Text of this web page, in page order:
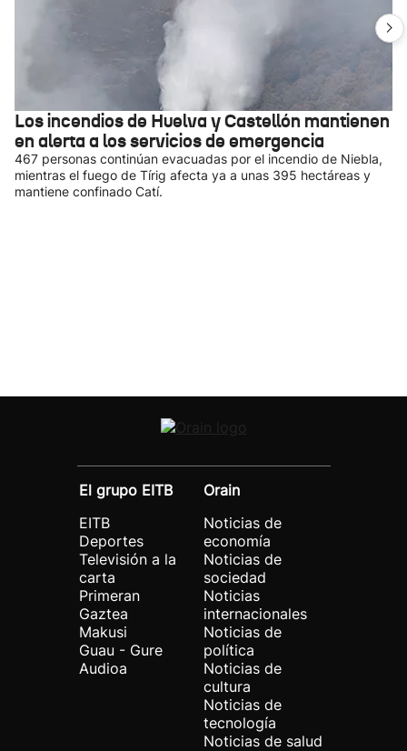
Los incendios de Huelva y Castellón mantienen
en alerta a los servicios de emergencia
467 personas continúan evacuadas por el incendio de Niebla,
mientras el fuego de Tírig afecta ya a unas 395 hectáreas y
mantiene confinado Catí.
El grupo EITB
EITB
Deportes
Televisión a la
carta
Primeran
Gaztea
Makusi
Guau - Gure
Audioa
Orain
Noticias de
economía
Noticias de
sociedad
Noticias
internacionales
Noticias de
política
Noticias de
cultura
Noticias de
tecnología
Noticias de salud